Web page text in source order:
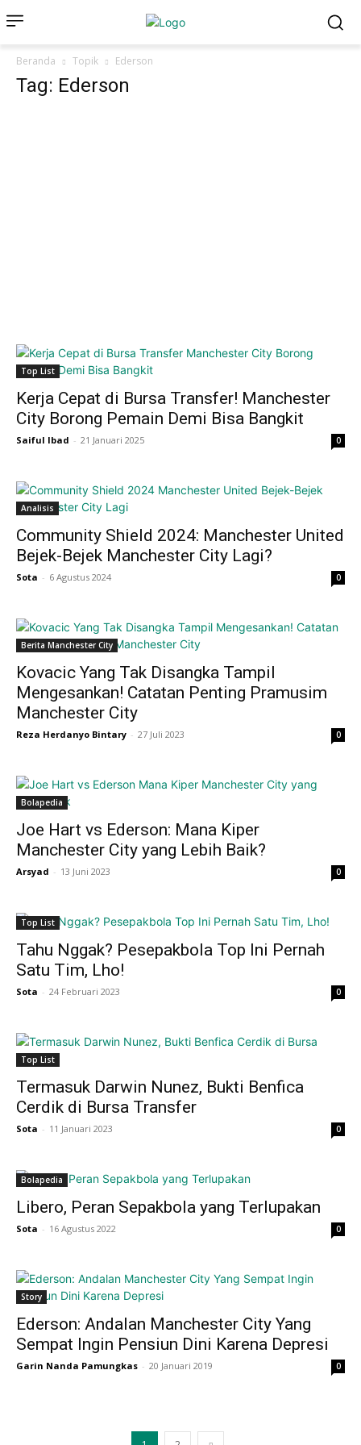
Beranda Topik Ederson
Tag: Ederson
Top List
Kerja Cepat di Bursa Transfer! Manchester
City Borong Pemain Demi Bisa Bangkit
Saiful Ibad - 21 Januari 2025 0
Analisis
Community Shield 2024: Manchester United
Bejek-Bejek Manchester City Lagi?
Sota - 6 Agustus 2024 0
Berita Manchester City
Kovacic Yang Tak Disangka Tampil
Mengesankan! Catatan Penting Pramusim
Manchester City
Reza Herdanyo Bintary - 27 Juli 2023 0
Bolapedia
Joe Hart vs Ederson: Mana Kiper
Manchester City yang Lebih Baik?
Arsyad - 13 Juni 2023 0
Top List
Tahu Nggak? Pesepakbola Top Ini Pernah
Satu Tim, Lho!
Sota - 24 Februari 2023 0
Top List
Termasuk Darwin Nunez, Bukti Benfica
Cerdik di Bursa Transfer
Sota - 11 Januari 2023 0
Bolapedia
Libero, Peran Sepakbola yang Terlupakan
Sota - 16 Agustus 2022 0
Story
Ederson: Andalan Manchester City Yang
Sempat Ingin Pensiun Dini Karena Depresi
Garin Nanda Pamungkas - 20 Januari 2019 0